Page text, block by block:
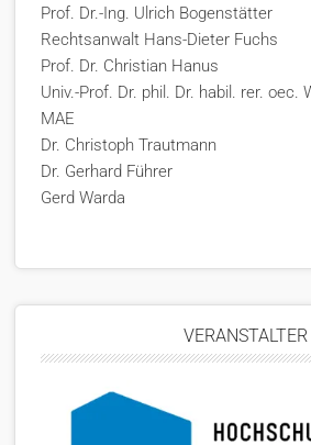
Prof. Dr.-Ing. Ulrich Bogenstätter
Rechtsanwalt Hans-Dieter Fuchs
Prof. Dr. Christian Hanus
Univ.-Prof. Dr. phil. Dr. habil. rer. oec.
MAE
Dr. Christoph Trautmann
Dr. Gerhard Führer
Gerd Warda
VERANSTALTER